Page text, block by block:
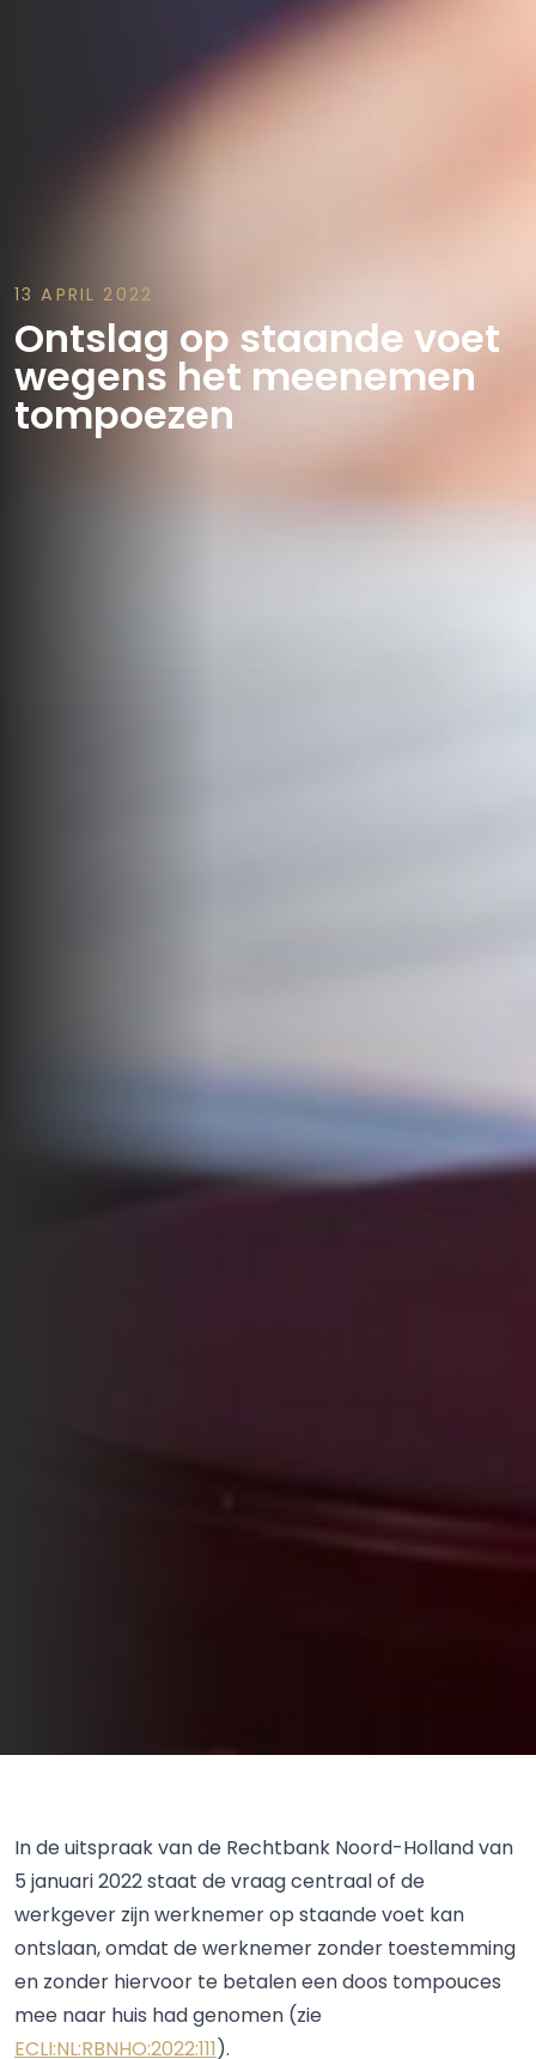
13 APRIL 2022
Ontslag op staande voet
wegens het meenemen
tompoezen
In de uitspraak van de Rechtbank Noord-Holland van
5 januari 2022 staat de vraag centraal of de
werkgever zijn werknemer op staande voet kan
ontslaan, omdat de werknemer zonder toestemming
en zonder hiervoor te betalen een doos tompouces
mee naar huis had genomen (zie
ECLI:NL:RBNHO:2022:111).